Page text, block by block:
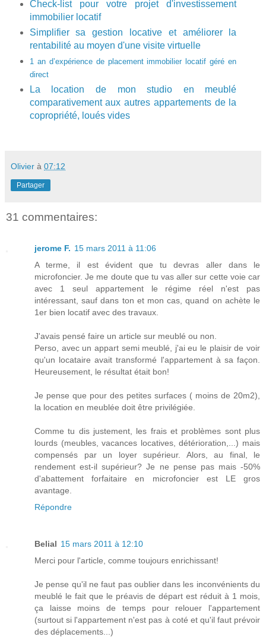
Check-list pour votre projet d'investissement
immobilier locatif
Simplifier sa gestion locative et améliorer la
rentabilité au moyen d'une visite virtuelle
1 an d’expérience de placement immobilier locatif géré en
direct
La location de mon studio en meublé
comparativement aux autres appartements de la
copropriété, loués vides
Olivier à 07:12
Partager
31 commentaires:
jerome F. 15 mars 2011 à 11:06
A terme, il est évident que tu devras aller dans le
microfoncier. Je me doute que tu vas aller sur cette voie car
avec 1 seul appartement le régime réel n'est pas
intéressant, sauf dans ton et mon cas, quand on achète le
1er bien locatif avec des travaux.
J'avais pensé faire un article sur meublé ou non.
Perso, avec un appart semi meublé, j'ai eu le plaisir de voir
qu'un locataire avait transformé l'appartement à sa façon.
Heureusement, le résultat était bon!
Je pense que pour des petites surfaces ( moins de 20m2),
la location en meublée doit être privilégiée.
Comme tu dis justement, les frais et problèmes sont plus
lourds (meubles, vacances locatives, détérioration,...) mais
compensés par un loyer supérieur. Alors, au final, le
rendement est-il supérieur? Je ne pense pas mais -50%
d'abattement forfaitaire en microfoncier est LE gros
avantage.
Répondre
Belial 15 mars 2011 à 12:10
Merci pour l'article, comme toujours enrichissant!
Je pense qu'il ne faut pas oublier dans les inconvénients du
meublé le fait que le préavis de départ est réduit à 1 mois,
ça laisse moins de temps pour relouer l'appartement
(surtout si l'appartement n'est pas à coté et qu'il faut prévoir
des déplacements...)